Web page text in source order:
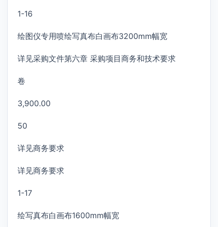
1-16
绘图仪专用喷绘写真布白画布3200mm幅宽
详见采购文件第六章 采购项目商务和技术要求
卷
3,900.00
50
详见商务要求
详见商务要求
1-17
绘写真布白画布1600mm幅宽